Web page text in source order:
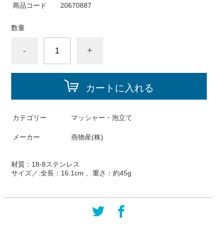
商品コード 20670887
数量
- +
カートに入れる
カテゴリー マッシャー・泡立て
メーカー 燕物産(株)
材質： 18-8ステンレス
サイズ／:全長：16.1cm 、重さ：約45g